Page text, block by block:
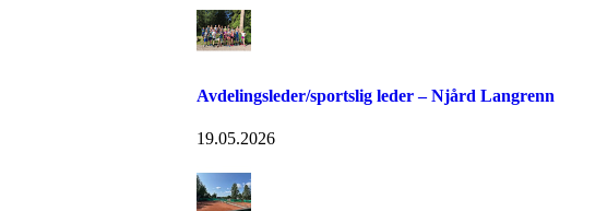
Avdelingsleder/sportslig leder – Njård Langrenn
19.05.2026